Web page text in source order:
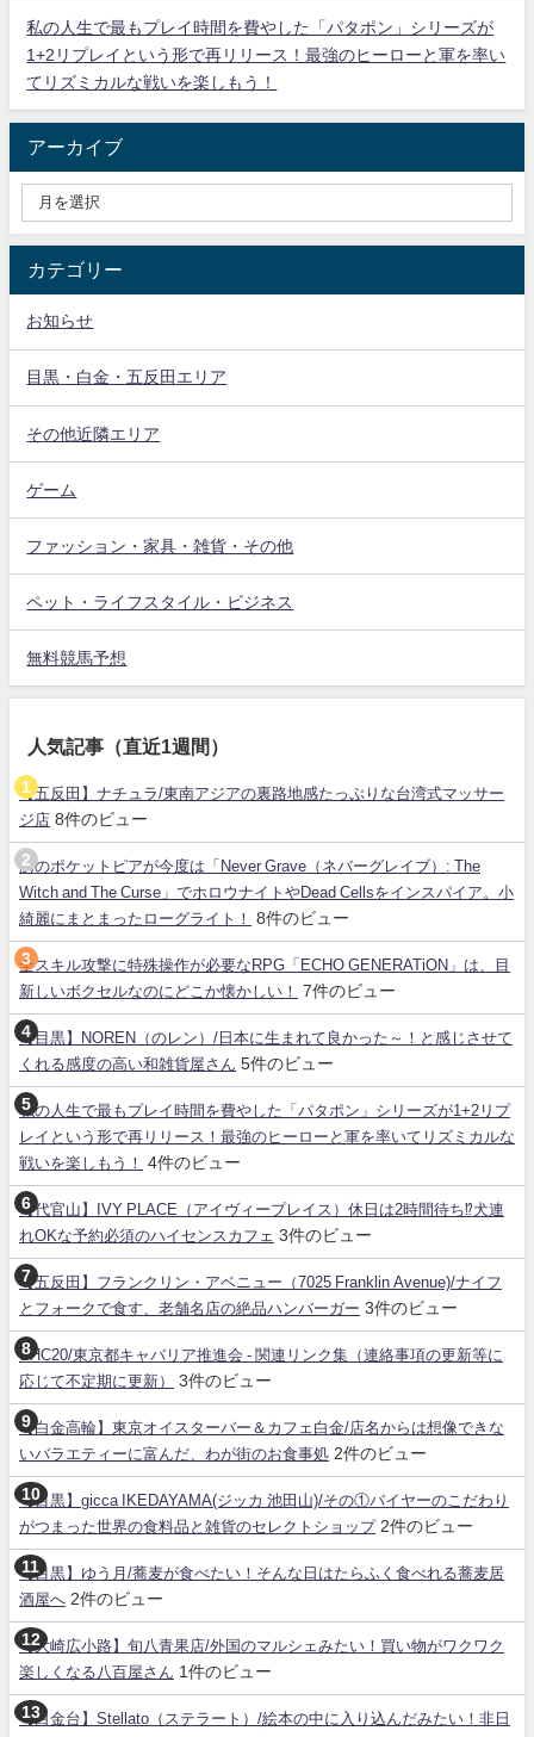
私の人生で最もプレイ時間を費やした「パタポン」シリーズが
1+2リプレイという形で再リリース！最強のヒーローと軍を率い
てリズミカルな戦いを楽しもう！
アーカイブ
カテゴリー
お知らせ
目黒・白金・五反田エリア
その他近隣エリア
ゲーム
ファッション・家具・雑貨・その他
ペット・ライフスタイル・ビジネス
無料競馬予想
人気記事（直近1週間）
【五反田】ナチュラ/東南アジアの裏路地感たっぷりな台湾式マッサー
ジ店 8件のビュー
あのポケットピアが今度は「Never Grave（ネバーグレイブ）: The
Witch and The Curse」でホロウナイトやDead Cellsをインスパイア。小
綺麗にまとまったローグライト！
8件のビュー
全スキル攻撃に特殊操作が必要なRPG「ECHO GENERATiON」は、目
新しいボクセルなのにどこか懐かしい！
7件のビュー
【目黒】NOREN（のレン）/日本に生まれて良かった～！と感じさせて
くれる感度の高い和雑貨屋さん 5件のビュー
私の人生で最もプレイ時間を費やした「パタポン」シリーズが1+2リプ
レイという形で再リリース！最強のヒーローと軍を率いてリズミカルな
戦いを楽しもう！
4件のビュー
【代官山】IVY PLACE（アイヴィープレイス）休日は2時間待ち⁉犬連
れOKな予約必須のハイセンスカフェ 3件のビュー
【五反田】フランクリン・アベニュー（7025 Franklin Avenue)/ナイフ
とフォークで食す、老舗名店の絶品ハンバーガー 3件のビュー
SHC20/東京都キャバリア推進会 - 関連リンク集（連絡事項の更新等に
応じて不定期に更新）
3件のビュー
【白金高輪】東京オイスターバー＆カフェ白金/店名からは想像できな
いバラエティーに富んだ、わが街のお食事処 2件のビュー
【目黒】gicca IKEDAYAMA(ジッカ 池田山)/その①バイヤーのこだわり
がつまった世界の食料品と雑貨のセレクトショップ 2件のビュー
【目黒】ゆう月/蕎麦が食べたい！そんな日はたらふく食べれる蕎麦居
酒屋へ 2件のビュー
【大崎広小路】旬八青果店/外国のマルシェみたい！買い物がワクワク
楽しくなる八百屋さん 1件のビュー
【白金台】Stellato（ステラート）/絵本の中に入り込んだみたい！非日